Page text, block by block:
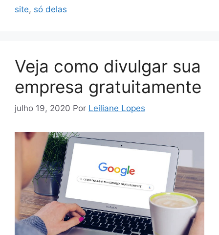
site, só delas
Veja como divulgar sua
empresa gratuitamente
julho 19, 2020 Por Leiliane Lopes